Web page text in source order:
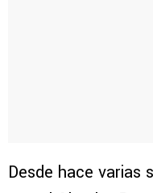
Desde hace varias